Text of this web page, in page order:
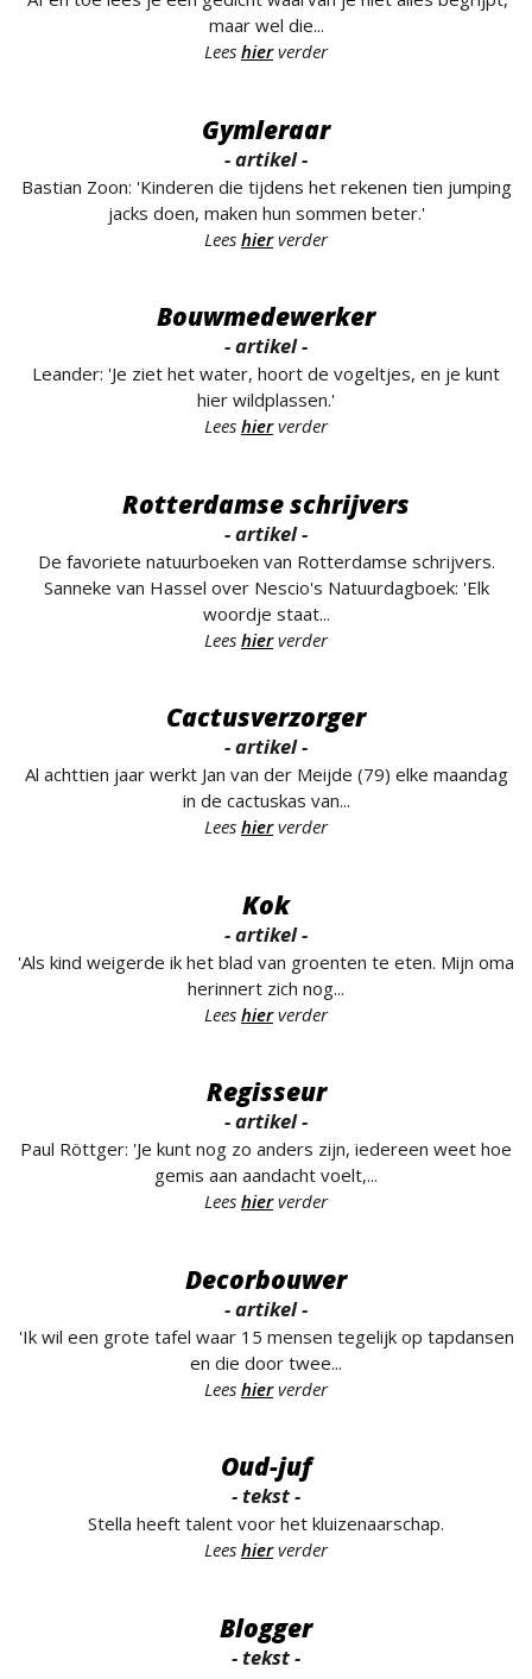
maar wel die...
Lees hierverder
Gymleraar
- artikel -
Bastian Zoon: 'Kinderen die tijdens het rekenen tien jumping
jacks doen, maken hun sommen beter.'
Lees hierverder
Bouwmedewerker
- artikel -
Leander: 'Je ziet het water, hoort de vogeltjes, en je kunt
hier wildplassen.'
Lees hierverder
Rotterdamse schrijvers
- artikel -
De favoriete natuurboeken van Rotterdamse schrijvers.
Sanneke van Hassel over Nescio's Natuurdagboek: 'Elk
woordje staat...
Lees hierverder
Cactusverzorger
- artikel -
Al achttien jaar werkt Jan van der Meijde (79) elke maandag
in de cactuskas van...
Lees hierverder
Kok
- artikel -
'Als kind weigerde ik het blad van groenten te eten. Mijn oma
herinnert zich nog...
Lees hierverder
Regisseur
- artikel -
Paul Röttger: 'Je kunt nog zo anders zijn, iedereen weet hoe
gemis aan aandacht voelt,...
Lees hierverder
Decorbouwer
- artikel -
'Ik wil een grote tafel waar 15 mensen tegelijk op tapdansen
en die door twee...
Lees hierverder
Oud-juf
- tekst -
Stella heeft talent voor het kluizenaarschap.
Lees hierverder
Blogger
- tekst -